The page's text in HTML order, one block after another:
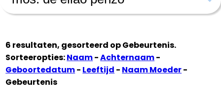
6 resultaten, gesorteerd opGebeurtenis.
Sorteeropties:Naam-Achternaam-
Geboortedatum- Leeftijd - Naam Moeder-
Gebeurtenis